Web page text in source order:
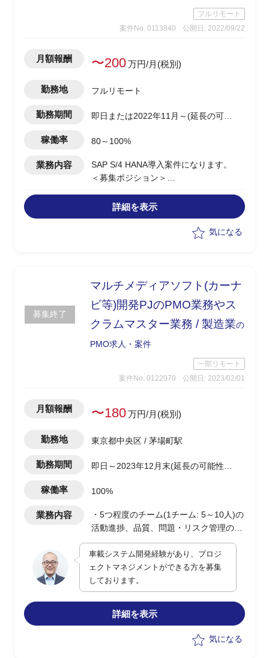
フルリモート
案件No. 0113840
公開日: 2022/09/22
月額報酬 〜200万円/月(税別)
勤務地 フルリモート
勤務期間
即日または2022年11月～(延長の可能
稼働率 80～100%
業務内容
SAP S/4 HANA導入案件になります。
＜募集ポジション＞
想定タスク：
・プロジェクト全体計画、方針に関連す
2. 会計チーム FI メンバー（1名）
・To Be業務要件定義検討、FI機能検
証、FIパラメーター設定、各種作成物
ー定義書等）の作成
3. 会計チーム CO メンバー（２名）
ド
証、COパラメーター設定、各種作成物
ー定義書等）の作成
4. SDメンバー（1名）
・To Be業務要件定義検討、SD機能検
証、SDパラメーター設定、各種作成物
（To Be業務フロー、BFC、パラメータ
ー定義書等）の作成
詳細を表示
気になる
募集終了
マルチメディアソフト(カーナ
ビ等)開発PJのPMO業務やス
クラムマスター業務 / 製造業の
PMO求人・案件
一部リモート
案件No. 0122070
公開日: 2023/02/01
月額報酬 〜180万円/月(税別)
勤務地 東京都中央区 / 茅場町駅
勤務期間
即日～2023年12月末(延長の可能性あ
稼働率 100%
業務内容
・5つ程度のチーム(1チーム: 5～10人)の
活動進捗、品質、問題・リスク管理のサ
ポートと報告業務
・各チームからの報告内容とモニタリン
グしている進捗、品質データから見える
傾向を分析する
・必要であればチームのマネージャ、も
・お客様チームはスクラム開発を実施し
ているため、スクラムマスターとして各
チームのスクラム活動の運用の問題点等
車載システム開発経験があり、プロジ
ェクトマネジメントができる方を募集
しております。
詳細を表示
気になる